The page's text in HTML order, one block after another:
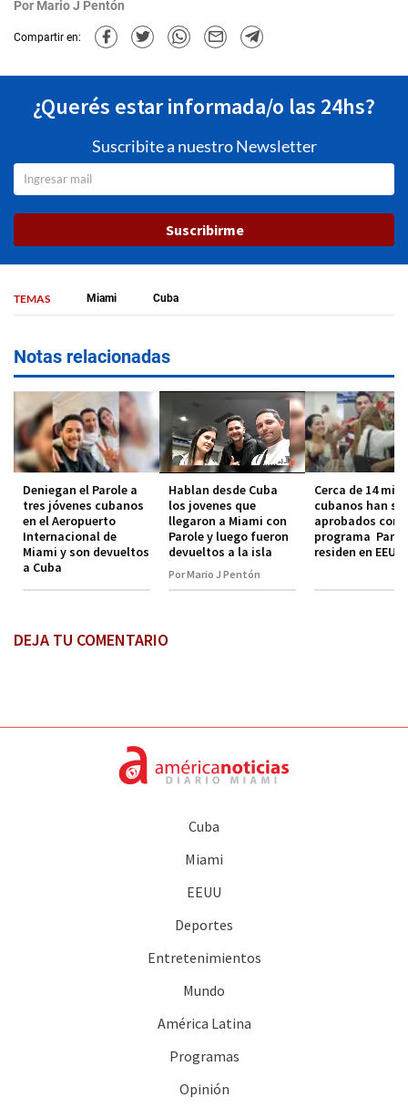
Por Mario J Pentón
Compartir en:
¿Querés estar informada/o las 24hs?
Suscribite a nuestro Newsletter
Suscribirme
TEMAS Miami Cuba
Notas relacionadas
Deniegan el Parole a
tres jóvenes cubanos
en el Aeropuerto
Internacional de
Miami y son devueltos
a Cuba
Hablan desde Cuba
los jovenes que
llegaron a Miami con
Parole y luego fueron
devueltos a la isla
Por Mario J Pentón
Cerca de 14 mil
cubanos han
aprobados con
programa
residen en EEUU
DEJA TU COMENTARIO
Cuba
Miami
EEUU
Deportes
Entretenimientos
Mundo
América Latina
Programas
Opinión